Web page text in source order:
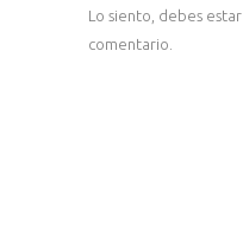
Lo siento, debes estar
comentario.